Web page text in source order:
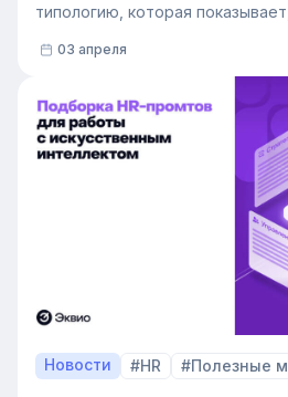
типологию, которая
это тестирование применяют в
пользу он даёт в управлении
03 апреля
Новости #HR #Полезные